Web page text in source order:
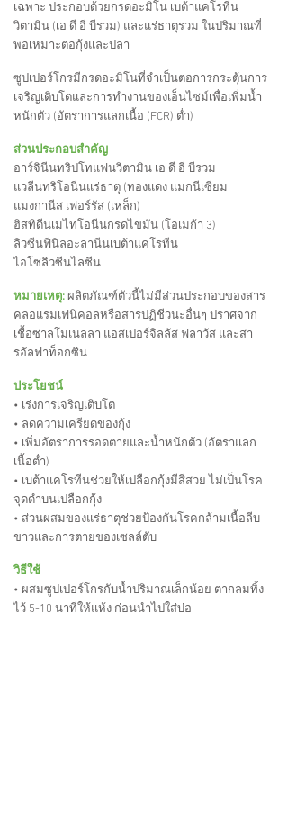
เฉพาะ ประกอบด้วยกรดอะมิโน เบต้าแคโรทีน
วิตามิน (เอ ดี อี บีรวม) และแร่ธาตุรวม ในปริมาณที่
พอเหมาะต่อกุ้งและปลา
ซูปเปอร์โกรมีกรดอะมิโนที่จำเป็นต่อการกระตุ้นการ
เจริญเติบโตและการทำงานของเอ็นไซม์เพื่อเพิ่มน้ำ
หนักตัว (อัตราการแลกเนื้อ (FCR) ต่ำ)
ส่วนประกอบสำคัญ
อาร์จินีนทริปโทแฟนวิตามิน เอ ดี อี บีรวม
แวลีนทริโอนีนแร่ธาตุ (ทองแดง แมกนีเซียม
แมงกานีส เฟอร์รัส (เหล็ก)
ฮิสทิดีนเมไทโอนีนกรดไขมัน (โอเมก้า 3)
ลิวซีนฟีนิลอะลานีนเบต้าแคโรทีน
ไอโซลิวซีนไลซีน
หมายเหตุ:ผลิตภัณฑ์ตัวนี้ไม่มีส่วนประกอบของสาร
คลอแรมเฟนิคอลหรือสารปฏิชีวนะอื่นๆ ปราศจาก
เชื้อซาลโมเนลลา แอสเปอร์จิลลัส ฟลาวัส และสา
รอัลฟาท็อกซิน
ประโยชน์
• เร่งการเจริญเติบโต
• ลดความเครียดของกุ้ง
• เพิ่มอัตราการรอดตายและน้ำหนักตัว (อัตราแลก
เนื้อต่ำ)
• เบต้าแคโรทีนช่วยให้เปลือกกุ้งมีสีสวย ไม่เป็นโรค
จุดดำบนเปลือกกุ้ง
• ส่วนผสมของแร่ธาตุช่วยป้องกันโรคกล้ามเนื้อลีบ
ขาวและการตายของเซลล์ตับ
วิธีใช้
• ผสมซูปเปอร์โกรกับน้ำปริมาณเล็กน้อย ตากลมทิ้ง
ไว้ 5-10 นาทีให้แห้ง ก่อนนำไปใส่บ่อ